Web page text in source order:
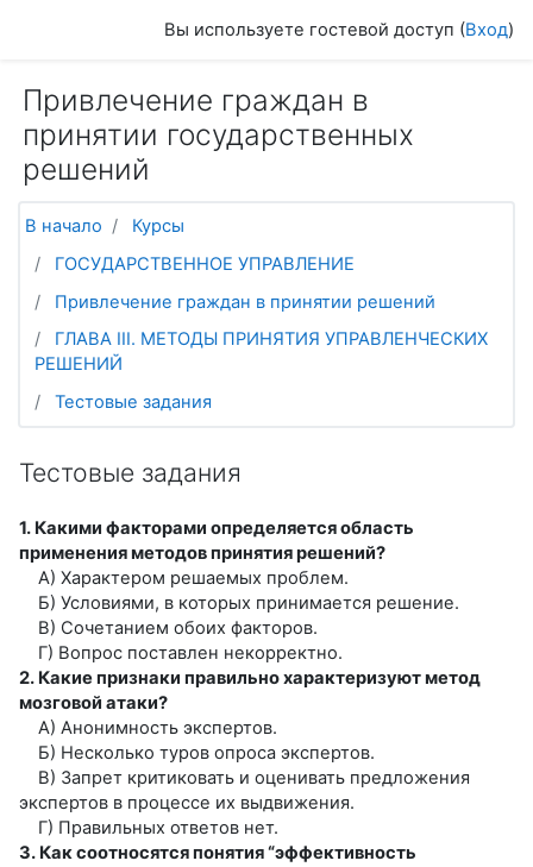
Вы используете гостевой доступ (Вход)
Привлечение граждан в
принятии государственных
решений
В начало
Курсы
ГОСУДАРСТВЕННОЕ УПРАВЛЕНИЕ
Привлечение граждан в принятии решений
ГЛАВА III. МЕТОДЫ ПРИНЯТИЯ УПРАВЛЕНЧЕСКИХ
РЕШЕНИЙ
Тестовые задания
Тестовые задания
1. Какими факторами определяется область
применения методов принятия решений?
А) Характером решаемых проблем.
Б) Условиями, в которых принимается решение.
В) Сочетанием обоих факторов.
Г) Вопрос поставлен некорректно.
2. Какие признаки правильно характеризуют метод
мозговой атаки?
А) Анонимность экспертов.
Б) Несколько туров опроса экспертов.
В) Запрет критиковать и оценивать предложения
экспертов в процессе их выдвижения.
Г) Правильных ответов нет.
3. Как соотносятся понятия “эффективность